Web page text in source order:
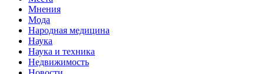
Мнения
Мода
Народная медицина
Наука
Наука и техника
Недвижимость